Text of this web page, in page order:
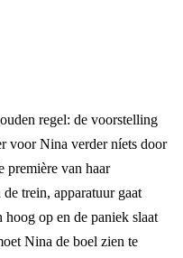
regel: de voorstelling
voor Nina verder níets door
première van haar
trein, apparatuur gaat
hoog op en de paniek slaat
Nina de boel zien te